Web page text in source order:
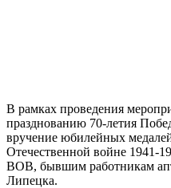
В рамках проведения
празднованию 70-летия
вручение юбилейных
Отечественной войне 1941-
ВОВ, бывшим работникам
Липецка.